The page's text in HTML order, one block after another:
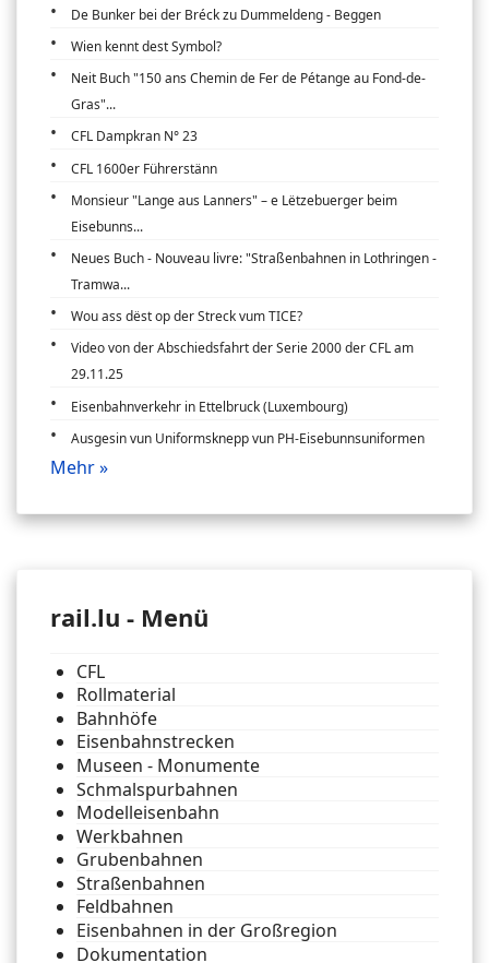
De Bunker bei der Bréck zu Dummeldeng - Beggen
Wien kennt dest Symbol?
Neit Buch "150 ans Chemin de Fer de Pétange au Fond-de-
Gras"...
CFL Dampkran N° 23
CFL 1600er Führerstänn
Monsieur "Lange aus Lanners" – e Lëtzebuerger beim
Eisebunns...
Neues Buch - Nouveau livre: "Straßenbahnen in Lothringen -
Tramwa...
Wou ass dëst op der Streck vum TICE?
Video von der Abschiedsfahrt der Serie 2000 der CFL am
29.11.25
Eisenbahnverkehr in Ettelbruck (Luxembourg)
Ausgesin vun Uniformsknepp vun PH-Eisebunnsuniformen
Mehr »
rail.lu - Menü
CFL
Rollmaterial
Bahnhöfe
Eisenbahnstrecken
Museen - Monumente
Schmalspurbahnen
Modelleisenbahn
Werkbahnen
Grubenbahnen
Straßenbahnen
Feldbahnen
Eisenbahnen in der Großregion
Dokumentation